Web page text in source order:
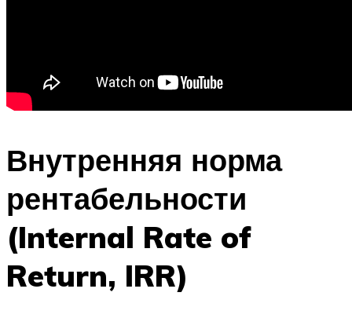
Внутренняя норма
рентабельности
(Internal Rate of
Return, IRR)